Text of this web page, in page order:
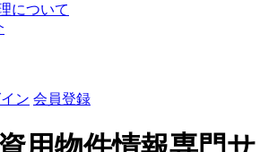
について
ン 会員登録